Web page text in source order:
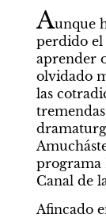
Aunque
perdido el
aprender
olvidado
las
programa
Canal de
Afincado